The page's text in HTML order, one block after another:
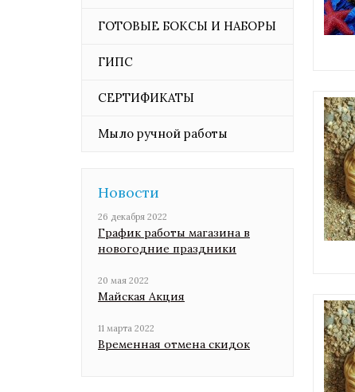
ГОТОВЫЕ БОКСЫ И НАБОРЫ
ГИПС
СЕРТИФИКАТЫ
Мыло ручной работы
Новости
26 декабря 2022
График работы магазина в
новогодние праздники
20 мая 2022
Майская Акция
11 марта 2022
Временная отмена скидок